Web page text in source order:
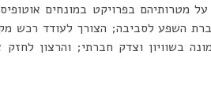
על מטרותיהם בפרויקט במונחים
השפע לסביבה; הצורך לעודד רכש
בשוויון וצדק חברתי; והרצון